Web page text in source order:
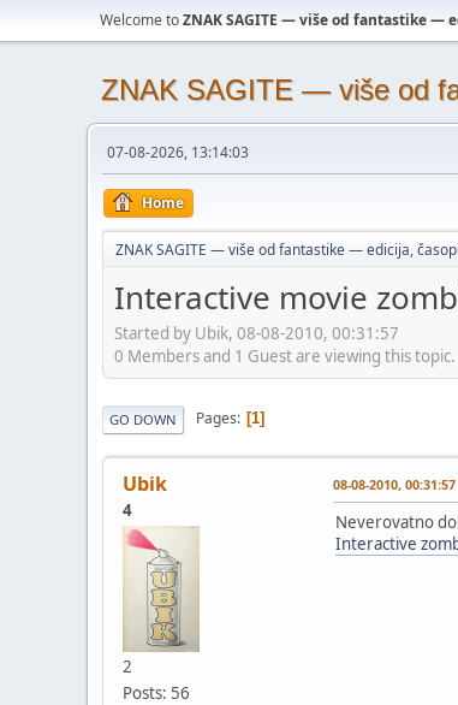
Welcome toZNAK SAGITE — više od fantastike —
ZNAK SAGITE — više od
07-08-2026, 13:14:03
Home
ZNAK SAGITE — više od fantastike — edicija,
Interactive movie
Started by Ubik, 08-08-2010, 00:31:57
0 Members and 1 Guest are viewing this topic.
GO DOWN Pages 1
Ubik
4
2
Posts: 56
08-08-2010, 00:31:57
Neverovatno
Interactive